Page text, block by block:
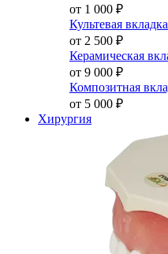
от 1 000 ₽
Культевая вкладка
от 2 500 ₽
Керамическая
от 9 000 ₽
Композитная
от 5 000 ₽
Хирургия